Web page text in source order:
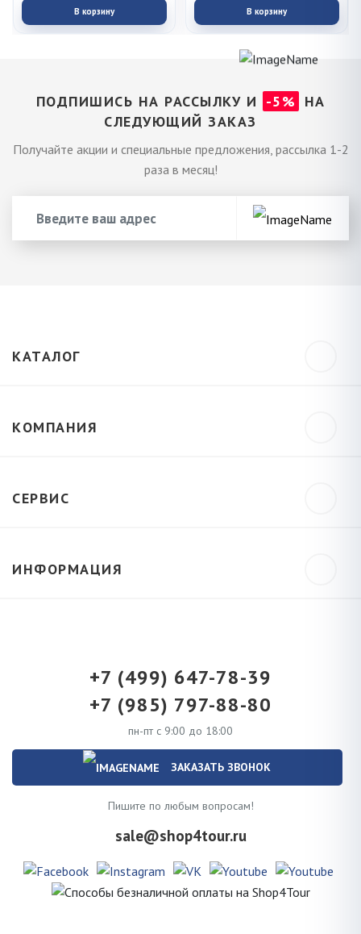
В корзину В корзину
ПОДПИШИСЬ НА РАССЫЛКУ И -5%
НА
СЛЕДУЮЩИЙ ЗАКАЗ
Получайте акции и специальные предложения, рассылка 1-2
раза в месяц!
КАТАЛОГ
КОМПАНИЯ
СЕРВИС
ИНФОРМАЦИЯ
+7 (499) 647-78-39
+7 (985) 797-88-80
пн-пт с 9:00 до 18:00
ЗАКАЗАТЬ ЗВОНОК
Пишите по любым вопросам!
sale@shop4tour.ru